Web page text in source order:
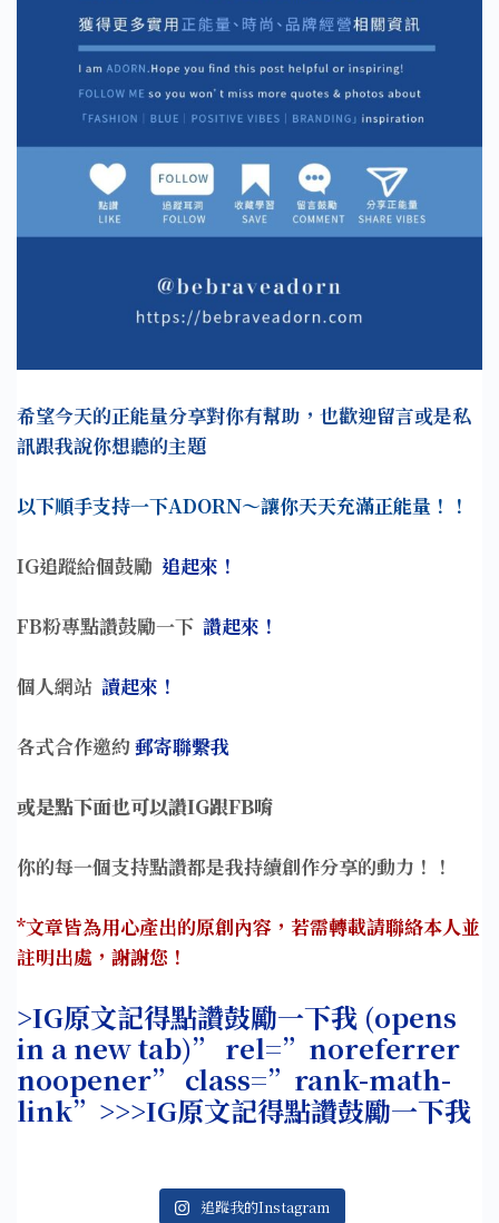
希望今天的正能量分享對你有幫助，也歡迎留言或是私
訊跟我說你想聽的主題
以下順手支持一下ADORN～讓你天天充滿正能量！！
IG追蹤給個鼓勵 追起來！
FB粉專點讚鼓勵一下 讚起來！
個人網站 讀起來 ！
各式合作邀約郵寄聯繫我
或是點下面也可以讚IG跟FB唷
你的每一個支持點讚都是我持續創作分享的動力！！
*文章皆為用心產出的原創內容，若需轉載請聯絡本人並
註明出處，謝謝您！
>IG原文記得點讚鼓勵一下我 (opens
in a new tab)” rel=”noreferrer
noopener” class=”rank-math-
link”>>>IG原文記得點讚鼓勵一下我
追蹤我的Instagram